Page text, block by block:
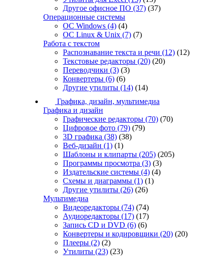
Другое офисное ПО (37) (37)
Операционные системы
ОС Windows (4) (4)
ОС Linux & Unix (7) (7)
Работа с текстом
Распознавание текста и речи (12) (12)
Текстовые редакторы (20) (20)
Переводчики (3) (3)
Конвертеры (6) (6)
Другие утилиты (14) (14)
Графика, дизайн, мультимедиа
Графика и дизайн
Графические редакторы (70) (70)
Цифровое фото (79) (79)
3D графика (38) (38)
Веб-дизайн (1) (1)
Шаблоны и клипарты (205) (205)
Программы просмотра (3) (3)
Издательские системы (4) (4)
Схемы и диаграммы (1) (1)
Другие утилиты (26) (26)
Мультимедиа
Видеоредакторы (74) (74)
Аудиоредакторы (17) (17)
Запись CD и DVD (6) (6)
Конвертеры и кодировщики (20) (20)
Плееры (2) (2)
Утилиты (23) (23)